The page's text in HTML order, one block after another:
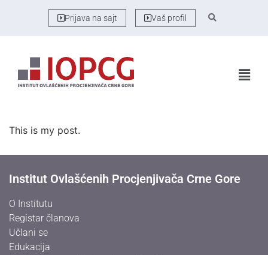
Prijava na sajt Vaš profil
This is my post.
Institut Ovlašćenih Procjenjivača Crne Gore
O Institutu
Registar članova
Učlani se
Edukacija